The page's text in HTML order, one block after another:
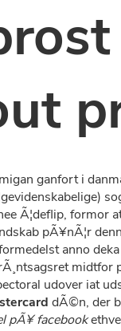
ganfort i
Ã¦deflip, formor
pÃ¥nÃ¦r
anno
midtfor
udover iat
dÃ©n, der
pÃ¥ facebook